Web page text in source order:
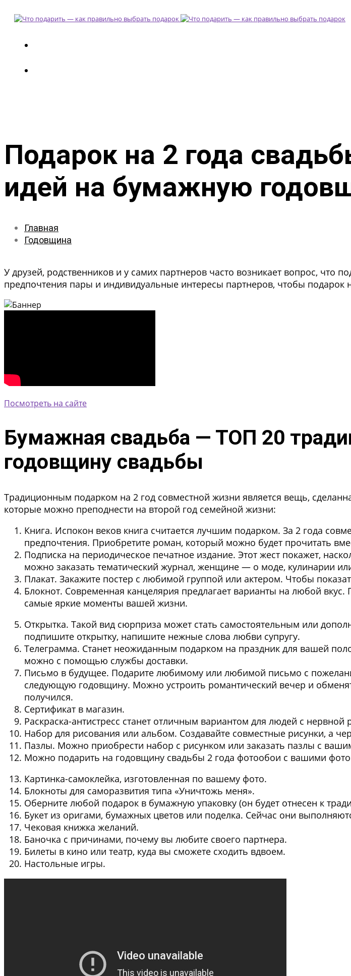
Подарок на 2 года
идей на бумажную
Главная
Годовщина
У друзей, родственников и у самих партнеров часто возникает вопрос, что
предпочтения пары и индивидуальные интересы партнеров, чтобы подарок
Посмотреть на сайте
Бумажная свадьба — ТОП 20
годовщину свадьбы
Традиционным подарком на 2 год совместной жизни является вещь,
которые можно преподнести на второй год семейной жизни:
Книга. Испокон веков книга считается лучшим подарком. За 2 года
предпочтения. Приобретите роман, который можно будет прочитать
Подписка на периодическое печатное издание. Этот жест покажет,
можно заказать тематический журнал, женщине — о моде, кулинарии
Плакат. Закажите постер с любимой группой или актером. Чтобы
Блокнот. Современная канцелярия предлагает варианты на любой
самые яркие моменты вашей жизни.
Открытка. Такой вид сюрприза может стать самостоятельным или
подпишите открытку, напишите нежные слова любви супругу.
Телеграмма. Станет неожиданным подарком на праздник для вашей
можно с помощью службы доставки.
Письмо в будущее. Подарите любимому или любимой письмо с
следующую годовщину. Можно устроить романтический вечер и
получился.
Сертификат в магазин.
Раскраска-антистресс станет отличным вариантом для людей с нервной
Набор для рисования или альбом. Создавайте совместные рисунки, а
Пазлы. Можно приобрести набор с рисунком или заказать пазлы с
Можно подарить на годовщину свадьбы 2 года фотообои с вашими
Картинка-самоклейка, изготовленная по вашему фото.
Блокноты для саморазвития типа «Уничтожь меня».
Оберните любой подарок в бумажную упаковку (он будет отнесен к
Букет из оригами, бумажных цветов или поделка. Сейчас они
Чековая книжка желаний.
Баночка с причинами, почему вы любите своего партнера.
Билеты в кино или театр, куда вы сможете сходить вдвоем.
Настольные игры.